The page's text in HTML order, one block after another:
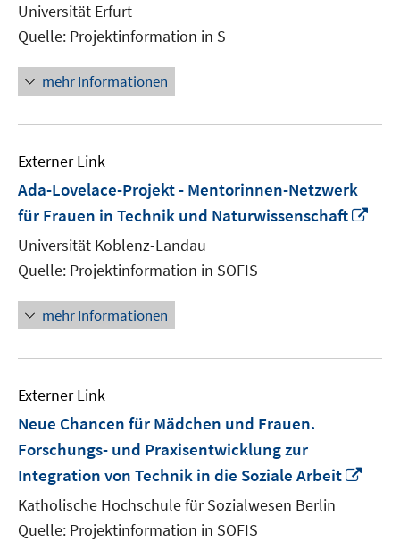
Universität Erfurt
Quelle: Projektinformation in S
mehr Informationen
Externer Link
Ada-Lovelace-Projekt - Mentorinnen-Netzwerk
für Frauen in Technik und Naturwissenschaft
Universität Koblenz-Landau
Quelle: Projektinformation in SOFIS
mehr Informationen
Externer Link
Neue Chancen für Mädchen und Frauen.
Forschungs- und Praxisentwicklung zur
Integration von Technik in die Soziale Arbeit
Katholische Hochschule für Sozialwesen Berlin
Quelle: Projektinformation in SOFIS